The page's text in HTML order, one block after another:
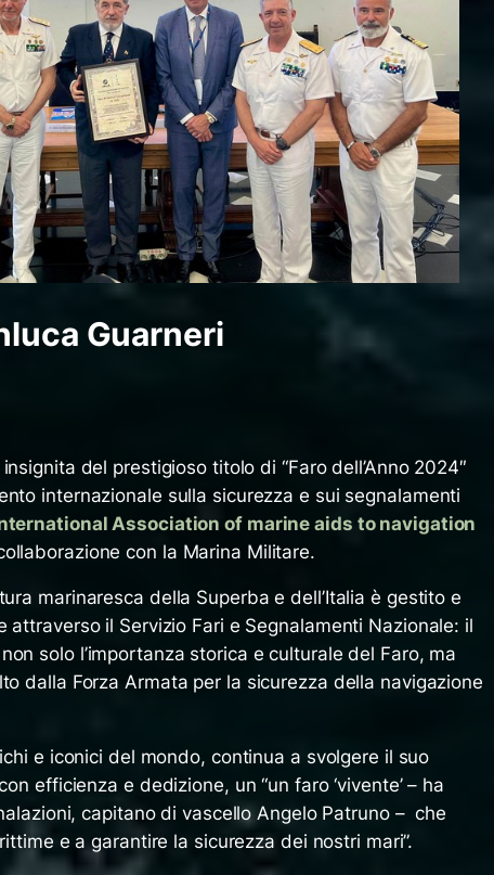
Guarneri
del prestigioso titolo di “Faro dell’Anno 2024″
internazionale sulla sicurezza e sui segnalamenti
Association of marine aids to navigation
con la Marina Militare.
marinaresca della Superba e dell’Italia è gestito e
il Servizio Fari e Segnalamenti Nazionale: il
solo l’importanza storica e culturale del Faro, ma
dalla Forza Armata per la sicurezza della navigazione
e iconici del mondo, continua a svolgere il suo
efficienza e dedizione, un “un faro ‘vivente’ – ha
capitano di vascello Angelo Patruno – che
e a garantire la sicurezza dei nostri mari”.